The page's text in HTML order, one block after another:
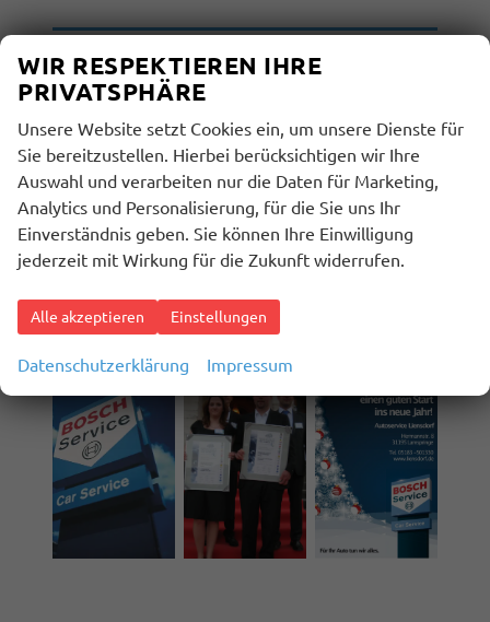
WIR RESPEKTIEREN IHRE
PRIVATSPHÄRE
Unsere Website setzt Cookies ein, um unsere Dienste für
Sie bereitzustellen. Hierbei berücksichtigen wir Ihre
Auswahl und verarbeiten nur die Daten für Marketing,
Analytics und Personalisierung, für die Sie uns Ihr
Einverständnis geben. Sie können Ihre Einwilligung
jederzeit mit Wirkung für die Zukunft widerrufen.
Alle akzeptieren Einstellungen
Datenschutzerklärung Impressum